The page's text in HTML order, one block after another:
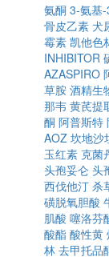
氨酮 3-氨基
骨皮乙素 犬
霉素 凯他色
INHIBITOR
AZASPIRO
草胺 酒精生
那韦 黄芪提
酮 阿普斯特
AOZ 坎地沙
玉红素 克菌
头孢妥仑 头
西伐他汀 杀
磺脱氧胆酸
肌酸 噻洛芬
酸酯 酸性黄
林 去甲托品